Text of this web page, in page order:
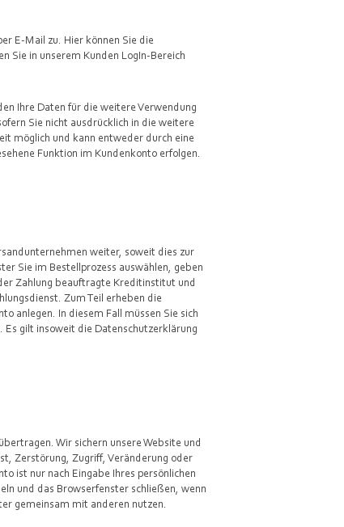
E-Mail zu. Hier können Sie die
Sie in unserem Kunden LogIn-Bereich
Ihre Daten für die weitere Verwendung
Sie nicht ausdrücklich in die weitere
möglich und kann entweder durch eine
Funktion im Kundenkonto erfolgen.
weiter, soweit dies zur
Sie im Bestellprozess auswählen, geben
Zahlung beauftragte Kreditinstitut und
Zum Teil erheben die
anlegen. In diesem Fall müssen Sie sich
gilt insoweit die Datenschutzerklärung
Wir sichern unsere Website und
Zerstörung, Zugriff, Veränderung oder
ist nur nach Eingabe Ihres persönlichen
und das Browserfenster schließen, wenn
gemeinsam mit anderen nutzen.